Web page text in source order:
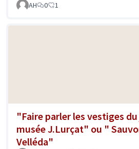
AH 0 1
"Faire parler les vestiges
musée J.Lurçat" ou "
Velléda"